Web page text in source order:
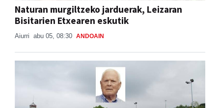
Naturan murgiltzeko jarduerak, Leizaran
Bisitarien Etxearen eskutik
Aiurri abu 05, 08:30 ANDOAIN